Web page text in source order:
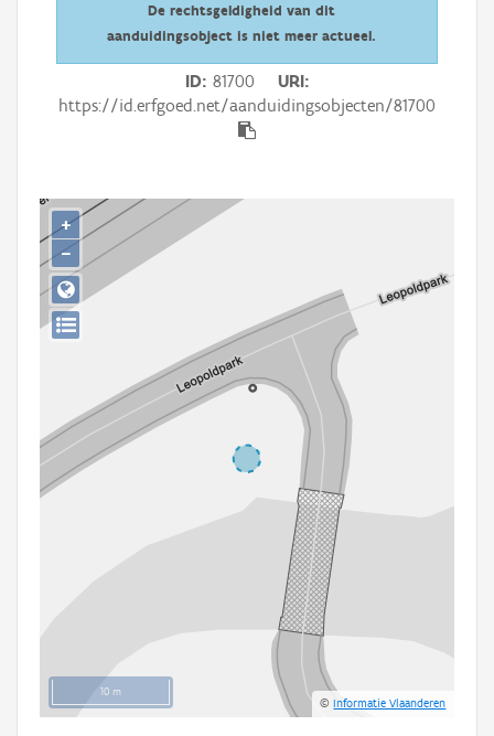
Persoon of collectief
Downloads
Hergebruik
De rechtsgeldigheid van dit
aanduidingsobject is niet meer actueel.
ID 81700
URI
https://id.erfgoed.net/aanduidingsobjecten/81700
10 m
©Informatie Vlaanderen
+
−